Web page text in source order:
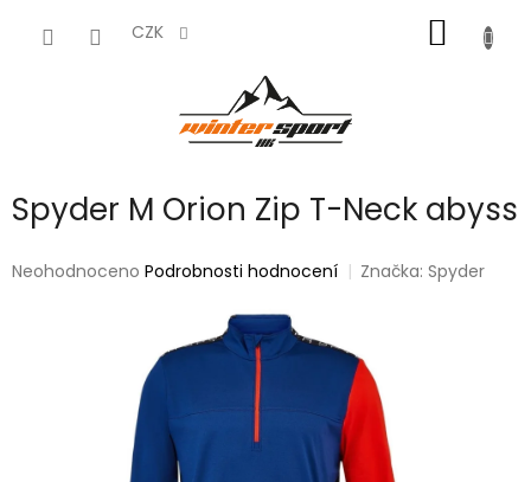
CZK
KOŠÍK
Spyder M Orion Zip T-Neck abyss
Průměrné
Neohodnoceno Podrobnosti hodnocení Značka:Spyder